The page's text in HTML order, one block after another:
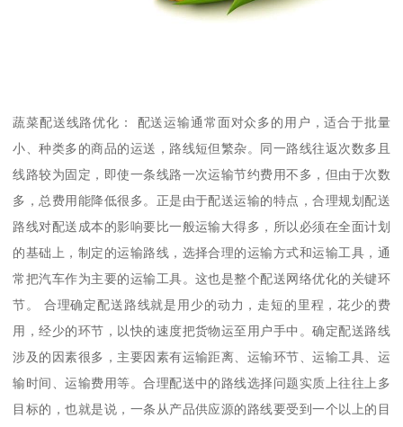
蔬菜配送线路优化： 配送运输通常面对众多的用户，适合于批量
小、种类多的商品的运送，路线短但繁杂。同一路线往返次数多且
线路较为固定，即使一条线路一次运输节约费用不多，但由于次数
多，总费用能降低很多。正是由于配送运输的特点，合理规划配送
路线对配送成本的影响要比一般运输大得多，所以必须在全面计划
的基础上，制定的运输路线，选择合理的运输方式和运输工具，通
常把汽车作为主要的运输工具。这也是整个配送网络优化的关键环
节。 合理确定配送路线就是用少的动力，走短的里程，花少的费
用，经少的环节，以快的速度把货物运至用户手中。确定配送路线
涉及的因素很多，主要因素有运输距离、运输环节、运输工具、运
输时间、运输费用等。合理配送中的路线选择问题实质上往往上多
目标的，也就是说，一条从产品供应源的路线要受到一个以上的目